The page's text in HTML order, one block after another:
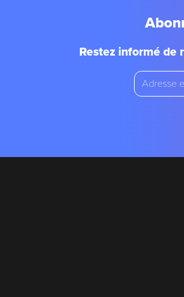
Restez informé de
email